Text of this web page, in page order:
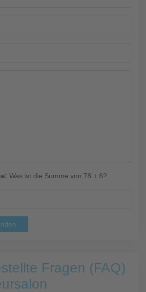
Was ist die Summe von 78 + 6?
Fragen (FAQ)